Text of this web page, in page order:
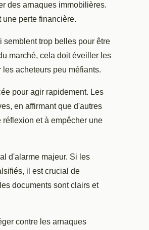
des arnaques immobilières.
une perte financière.
semblent trop belles pour être
marché, cela doit éveiller les
acheteurs peu méfiants.
pour agir rapidement. Les
en affirmant que d'autres
et à empêcher une
d'alarme majeur. Si les
il est crucial de
documents sont clairs et
contre les arnaques